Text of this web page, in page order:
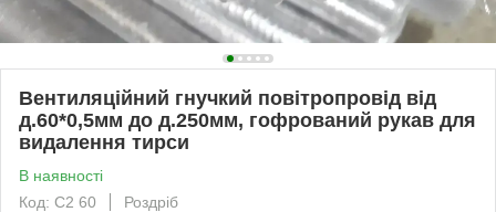
Вентиляційний гнучкий повітропровід від
д.60*0,5мм до д.250мм, гофрований рукав для
видалення тирси
В наявності
Код: С2 60
Роздріб